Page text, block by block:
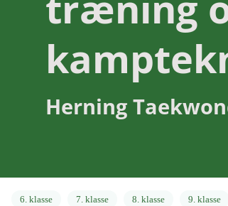
Herning
6. klasse 7. klasse 8. klasse 9. klasse